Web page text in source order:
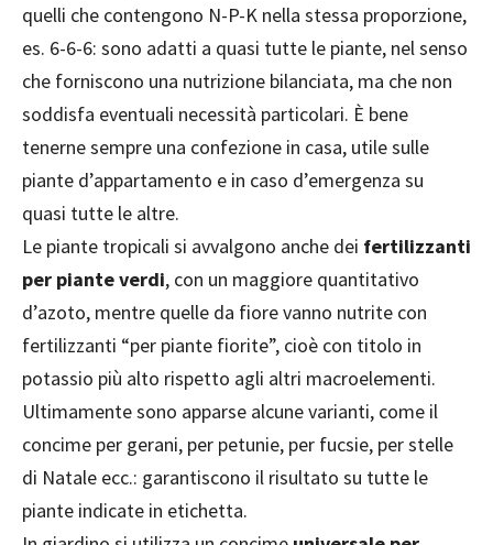
quelli che contengono N-P-K nella stessa proporzione,
es. 6-6-6: sono adatti a quasi tutte le piante, nel senso
che forniscono una nutrizione bilanciata, ma che non
soddisfa eventuali necessità particolari. È bene
tenerne sempre una confezione in casa, utile sulle
piante d’appartamento e in caso d’emergenza su
quasi tutte le altre.
Le piante tropicali si avvalgono anche dei fertilizzanti
per piante verdi, con un maggiore quantitativo
d’azoto, mentre quelle da fiore vanno nutrite con
fertilizzanti “per piante fiorite”, cioè con titolo in
potassio più alto rispetto agli altri macroelementi.
Ultimamente sono apparse alcune varianti, come il
concime per gerani, per petunie, per fucsie, per stelle
di Natale ecc.: garantiscono il risultato su tutte le
piante indicate in etichetta.